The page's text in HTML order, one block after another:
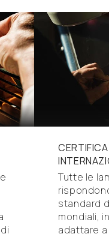
Tutte le
standard
mondiali,
adattare